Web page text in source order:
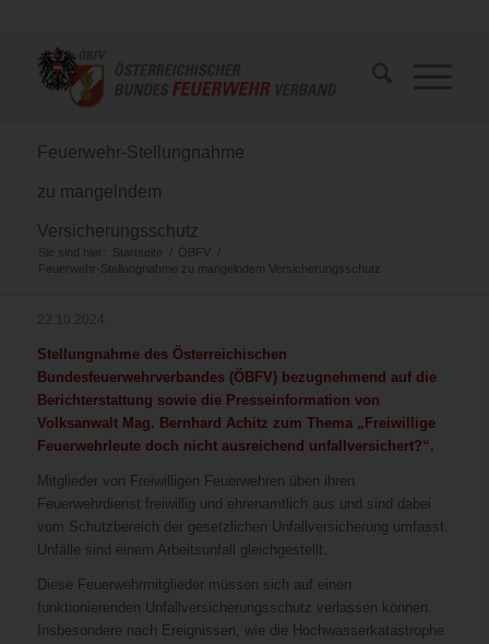
Feuerwehr-Stellungnahme
zu mangelndem
Versicherungsschutz
Sie sind hier: Startseite / ÖBFV
/
Feuerwehr-Stellungnahme zu mangelndem Versicherungsschutz
Stellungnahme des Österreichischen
Bundesfeuerwehrverbandes (ÖBFV) bezugnehmend auf die
Berichterstattung sowie die Presseinformation von
Volksanwalt Mag. Bernhard Achitz zum Thema„Freiwillige
Feuerwehrleute doch nicht ausreichend unfallversichert?“.
Mitglieder von Freiwilligen Feuerwehren üben ihren
Feuerwehrdienst freiwillig und ehrenamtlich aus und sind dabei
vom Schutzbereich der gesetzlichen Unfallversicherung umfasst.
Unfälle sind einem Arbeitsunfall gleichgestellt.
Diese Feuerwehrmitglieder müssen sich auf einen
funktionierenden Unfallversicherungsschutz verlassen können.
Insbesondere nach Ereignissen, wie die Hochwasserkatastrophe